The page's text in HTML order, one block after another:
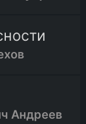
Андреев